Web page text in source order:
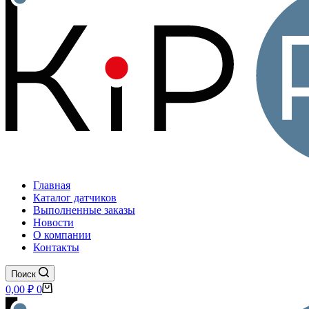
Главная
Каталог датчиков
Выполненные заказы
Новости
О компании
Контакты
Поиск
Корзина
0,00 ₽ 0